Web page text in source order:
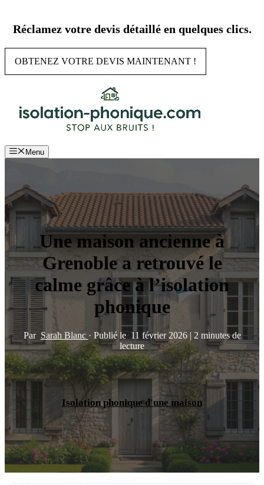
contenu
Réclamez votre devis détaillé en quelques clics.
OBTENEZ VOTRE DEVIS MAINTENANT !
Menu
Une maison ancienne à
Grenoble a retrouvé le
calme grâce à l’isolation
phonique
ParSarah Blanc · Publié le 11 février 2026| 2 minutes de
lecture
Isolation phonique d'une maison